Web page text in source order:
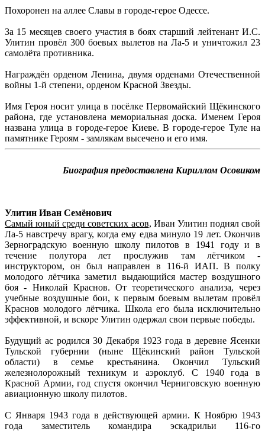
Похоронен на аллее Славы в городе-герое Одессе.
За 15 месяцев своего участия в боях старший лейтенант И.С.
Улитин провёл 300 боевых вылетов на Ла-5 и уничтожил 23
самолёта противника.
Награждён орденом Ленина, двумя орденами Отечественной
войны 1-й степени, орденом Красной Звезды.
Имя Героя носит улица в посёлке Первомайский Щёкинского
района, где установлена мемориальная доска. Именем Героя
названа улица в городе-герое Киеве. В городе-герое Туле на
памятнике Героям - замлякам высечено и его имя.
Биография предоставлена Кириллом Осовиком
Улитин Иван Семёнович
Самый юный среди советских асов, Иван Улитин поднял свой
Ла-5 навстречу врагу, когда ему едва минуло 19 лет. Окончив
Зерноградскую военную школу пилотов в 1941 году и в
течение полутора лет прослужив там лётчиком -
инструктором, он был направлен в 116-й ИАП. В полку
молодого лётчика заметил выдающийся мастер воздушного
боя - Николай Краснов. От теоретического анализа, через
учебные воздушные бои, к первым боевым вылетам провёл
Краснов молодого лётчика. Школа его была исключительно
эффективной, и вскоре Улитин одержал свои первые победы.
Будущий ас родился 30 Декабря 1923 года в деревне Ясенки
Тульской губернии (ныне Щёкинский район Тульской
области) в семье крестьянина. Окончил Тульский
железнолорожный техникум и аэроклуб. С 1940 года в
Красной Армии, год спустя окончил Черниговскую военную
авиационную школу пилотов.
С Января 1943 года в действующей армии. К Ноябрю 1943
года заместитель командира эскадрильи 116-го